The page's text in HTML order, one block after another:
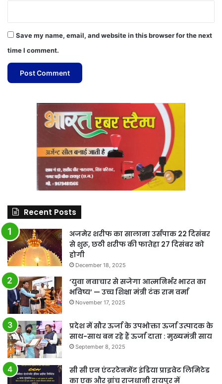
Save my name, email, and website in this browser for the next
time I comment.
Recent Posts
अजमेर शरीफ का सालाना उर्सपाक 22 दिसंबर
से शुरू, छठी शरीफ की फातेहा 27 दिसंबर को
होगी
December 18, 2025
‘युवा नवाचार से सजेगा आत्मनिर्भर भारत का
भविष्य’ — उच्च शिक्षा मंत्री टंक राम वर्मा
November 17, 2025
प्रदेश में सौर ऊर्जा के उपभोक्ता ऊर्जा उत्पादक के
साथ-साथ बन रहे हैं ऊर्जा दाता : मुख्यमंत्री साय
September 8, 2025
सी सी एन एंटरटेनमेंट इंडिया प्राइवेट लिमिटेड
का एक और ब्रांच राजधानी रायपुर में